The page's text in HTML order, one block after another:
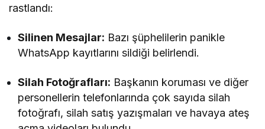
rastlandı:
Silinen Mesajlar: Bazı şüphelilerin panikle
WhatsApp kayıtlarını sildiği belirlendi.
Silah Fotoğrafları: Başkanın koruması ve diğer
personellerin telefonlarında çok sayıda silah
fotoğrafı, silah satış yazışmaları ve havaya ateş